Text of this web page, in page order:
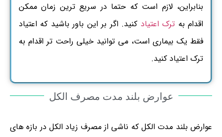
بنابراین، لازم است که حتما در سریع ترین زمان ممکن
اقدام به ترک اعتیاد کنید. اگر بر این باور باشید که اعتیاد
فقط یک بیماری است، می توانید خیلی راحت تر اقدام به
ترک اعتیاد کنید.
عوارض بلند مدت مصرف الکل
عوارض بلند مدت الکل که ناشی از مصرف زیاد الکل در بازه های